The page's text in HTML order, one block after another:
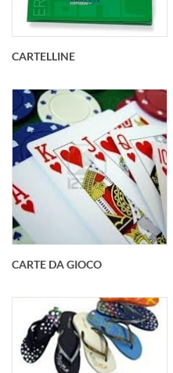
CARTELLINE
CARTE DA GIOCO